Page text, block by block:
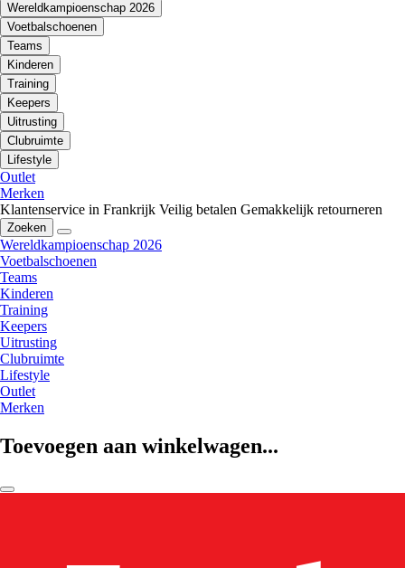
Wereldkampioenschap 2026
Voetbalschoenen
Teams
Kinderen
Training
Keepers
Uitrusting
Clubruimte
Lifestyle
Outlet
Merken
Klantenservice in Frankrijk Veilig betalen Gemakkelijk retourneren
Zoeken
Wereldkampioenschap 2026
Voetbalschoenen
Teams
Kinderen
Training
Keepers
Uitrusting
Clubruimte
Lifestyle
Outlet
Merken
Toevoegen aan winkelwagen...